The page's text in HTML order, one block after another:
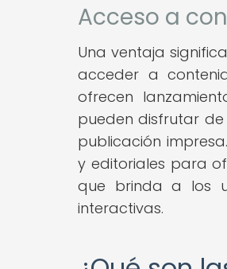
Acceso a
Una ventaja
acceder a
ofrecen
pueden disfrutar
publicación
y editoriales para
que brinda a los
interactivas.